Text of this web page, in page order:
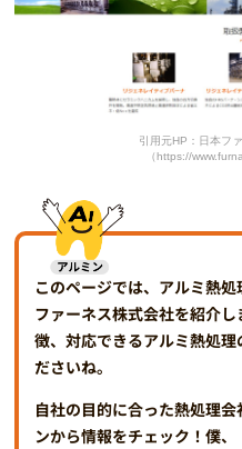
引用元HP：日本フ
（https://
このページでは、アルミ熱
ファーネス株式会社を紹介
徴、対応できるアルミ熱処
ださいね。
自社の目的に合った熱処理
ンから情報をチェック！僕